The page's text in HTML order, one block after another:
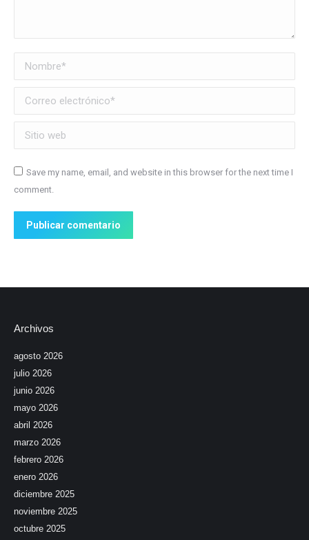
Nombre *
Correo electrónico *
Sitio web
Save my name, email, and website in this browser for the next time I
comment.
Publicar comentario
Archivos
agosto 2026
julio 2026
junio 2026
mayo 2026
abril 2026
marzo 2026
febrero 2026
enero 2026
diciembre 2025
noviembre 2025
octubre 2025